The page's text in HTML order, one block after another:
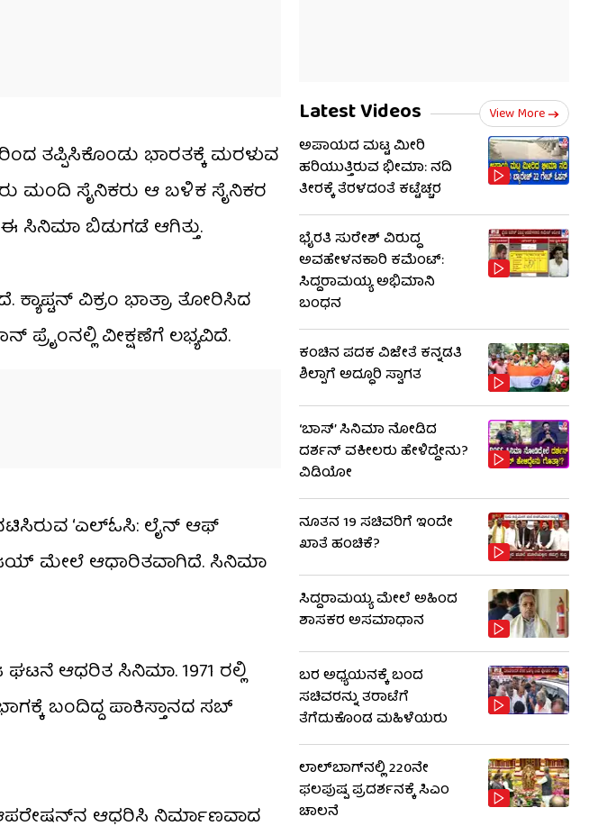
ತಪ್ಪಿಸಿಕೊಂಡು ಭಾರತಕ್ಕೆ ಮರಳುವ
ಮಂದಿ ಸೈನಿಕರು ಆ ಬಳಿಕ ಸೈನಿಕರ
ಸಿನಿಮಾ ಬಿಡುಗಡೆ ಆಗಿತ್ತು.
ವಿಕ್ರಂ ಭಾತ್ರಾ ತೋರಿಸಿದ
ವೀಕ್ಷಣೆಗೆ ಲಭ್ಯವಿದೆ.
‘ಎಲ್​ಓಸಿ: ಲೈನ್ ಆಫ್
ಮೇಲೆ ಆಧಾರಿತವಾಗಿದೆ. ಸಿನಿಮಾ
ಆಧರಿತ ಸಿನಿಮಾ. 1971 ರಲ್ಲಿ
ಬಂದಿದ್ದ ಪಾಕಿಸ್ತಾನದ ಸಬ್​
ಆಪರೇಷನ್​ನ ಆಧರಿಸಿ ನಿರ್ಮಾಣವಾದ
Latest Videos View More
ಅಪಾಯದ ಮಟ್ಟ ಮೀರಿ
ಹರಿಯುತ್ತಿರುವ ಭೀಮಾ: ನದಿ
ತೀರಕ್ಕೆ ತೆರಳದಂತೆ ಕಟ್ಟೆಚ್ಚರ
ಭೈರತಿ ಸುರೇಶ್ ವಿರುದ್ಧ
ಅವಹೇಳನಕಾರಿ ಕಮೆಂಟ್:
ಸಿದ್ದರಾಮಯ್ಯ ಅಭಿಮಾನಿ
ಬಂಧನ
ಕಂಚಿನ ಪದಕ ವಿಜೇತೆ ಕನ್ನಡತಿ
ಶಿಲ್ಪಾಗೆ ಅದ್ಧೂರಿ ಸ್ವಾಗತ
‘ಬಾಸ್’ ಸಿನಿಮಾ ನೋಡಿದ
ದರ್ಶನ್ ವಕೀಲರು ಹೇಳಿದ್ದೇನು?
ವಿಡಿಯೋ
ನೂತನ 19 ಸಚಿವರಿಗೆ ಇಂದೇ
ಖಾತೆ ಹಂಚಿಕೆ?
ಸಿದ್ದರಾಮಯ್ಯ ಮೇಲೆ ಅಹಿಂದ
ಶಾಸಕರ ಅಸಮಾಧಾನ
ಬರ ಅಧ್ಯಯನಕ್ಕೆ ಬಂದ
ಸಚಿವರನ್ನು ತರಾಟೆಗೆ
ತೆಗೆದುಕೊಂಡ ಮಹಿಳೆಯರು
ಲಾಲ್‌ಬಾಗ್​​ನಲ್ಲಿ 220ನೇ
ಫಲಪುಷ್ಪ ಪ್ರದರ್ಶನಕ್ಕೆ ಸಿಎಂ
ಚಾಲನೆ